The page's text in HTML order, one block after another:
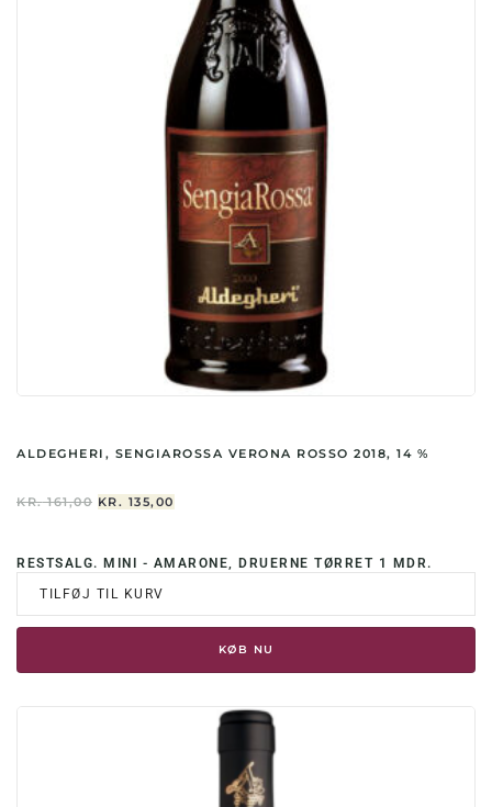
ALDEGHERI, SENGIAROSSA VERONA ROSSO 2018, 14 %
KR.161,00 DEN
KR. 161,00.
KR. 135,00
KR. 135,00.
RESTSALG. MINI - AMARONE, DRUERNE TØRRET 1 MDR.
TILFØJ TIL KURV
KØB NU